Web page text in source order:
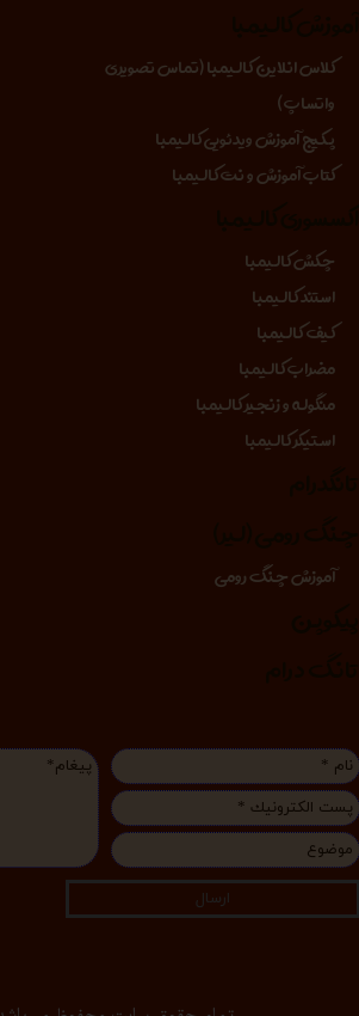
ارسال
کلاس انلاین کالیمبا (تماس تصویری
واتساپ)
پکیج آموزش ویدئویی کالیمبا
کتاب آموزش و نت کالیمبا
چکش کالیمبا
استند کالیمبا
کیف کالیمبا
مضراب کالیمبا
منگوله و زنجیر کالیمبا
استیکر کالیمبا
آموزش چنگ رومی